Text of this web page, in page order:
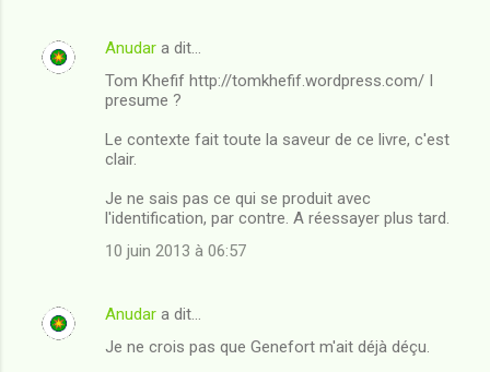
Anudar a dit…
Tom Khefif http://tomkhefif.wordpress.com/ I
presume ?
Le contexte fait toute la saveur de ce livre, c'est
clair.
Je ne sais pas ce qui se produit avec
l'identification, par contre. A réessayer plus tard.
10 juin 2013 à 06:57
Anudar a dit…
Je ne crois pas que Genefort m'ait déjà déçu.